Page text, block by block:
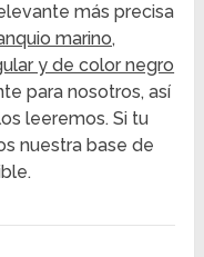
más precisa
marino,
y de color negro
para nosotros, así
leeremos. Si tu
nuestra base de